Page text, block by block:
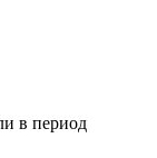
в период